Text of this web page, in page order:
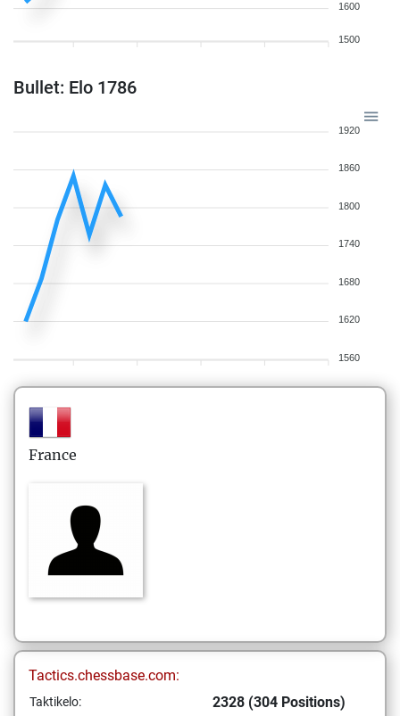
1600
1500
Bullet: Elo 1786
1920
1860
1800
1740
1680
1620
1560
France
Tactics.chessbase.com:
Taktikelo: 2328 (304 Positions)